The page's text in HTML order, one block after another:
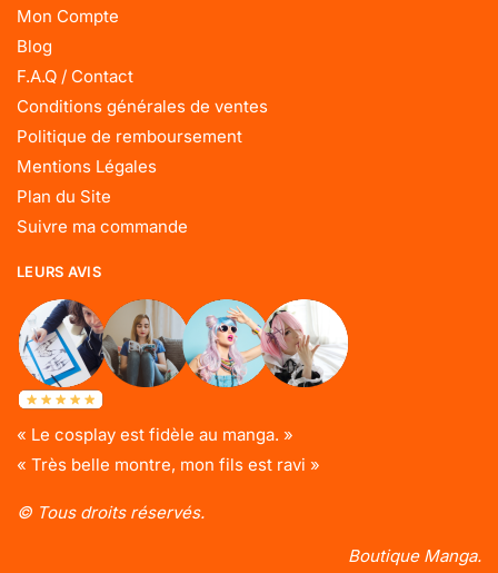
Mon Compte
Blog
F.A.Q / Contact
Conditions générales de ventes
Politique de remboursement
Mentions Légales
Plan du Site
Suivre ma commande
LEURS AVIS
« Le cosplay est fidèle au manga. »
« Très belle montre, mon fils est ravi »
© Tous droits réservés.
Boutique Manga.